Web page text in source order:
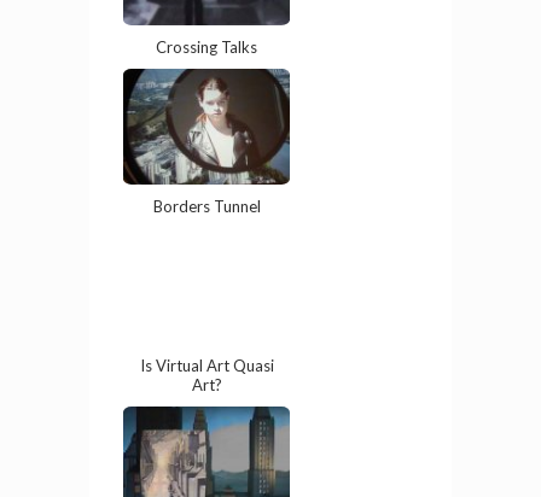
Crossing Talks
Borders Tunnel
Is Virtual Art Quasi
Art?